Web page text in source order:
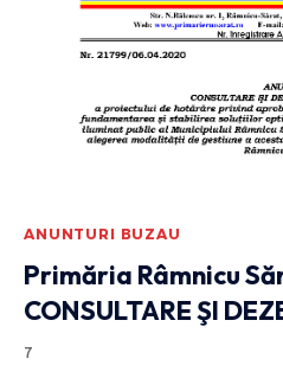
ANUNTURI BUZAU
Primăria Râmnicu
CONSULTARE ŞI
7